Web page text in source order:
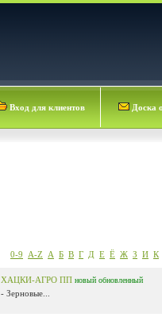
Вход для клиентов Доска
0-9 A-Z А Б В Г Д Е Ё Ж З И К
ХАЦКИ-АГРО ПП новый обновленный
- Зерновые...